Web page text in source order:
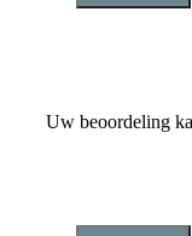
Uw beoordeling